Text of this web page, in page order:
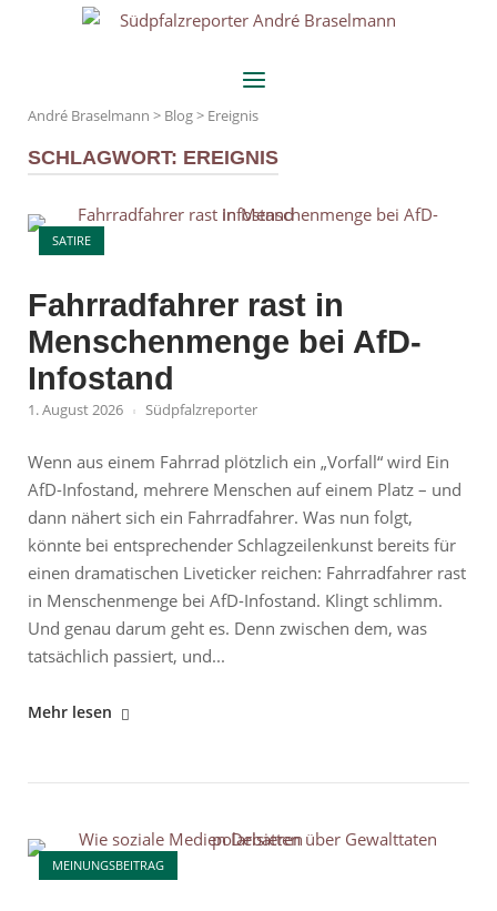
Home
Menu
André Braselmann > Blog> Ereignis
SCHLAGWORT: EREIGNIS
SATIRE
Open post
Fahrradfahrer rast in
Menschenmenge bei AfD-
Infostand
1. August 2026 Südpfalzreporter
Wenn aus einem Fahrrad plötzlich ein „Vorfall“ wird Ein
AfD-Infostand, mehrere Menschen auf einem Platz – und
dann nähert sich ein Fahrradfahrer. Was nun folgt,
könnte bei entsprechender Schlagzeilenkunst bereits für
einen dramatischen Liveticker reichen: Fahrradfahrer rast
in Menschenmenge bei AfD-Infostand. Klingt schlimm.
Und genau darum geht es. Denn zwischen dem, was
tatsächlich passiert, und...
"Fahrradfahrer
AfD-
Infostand"
Mehr lesen
MEINUNGSBEITRAG
Open post